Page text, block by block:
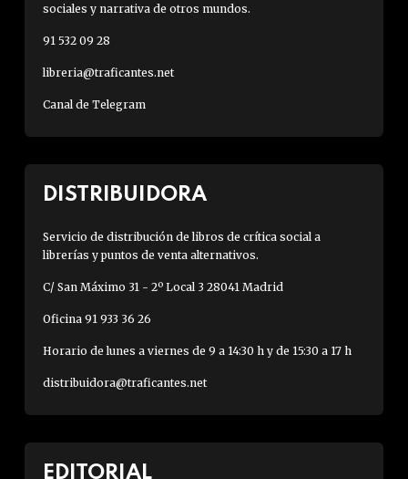
sociales y narrativa de otros mundos.
91 532 09 28
libreria@traficantes.net
Canal de Telegram
DISTRIBUIDORA
Servicio de distribución de libros de crítica social a
librerías y puntos de venta alternativos.
C/ San Máximo 31 - 2º Local 3 28041 Madrid
Oficina 91 933 36 26
Horario de lunes a viernes de 9 a 14:30 h y de 15:30 a 17 h
distribuidora@traficantes.net
EDITORIAL